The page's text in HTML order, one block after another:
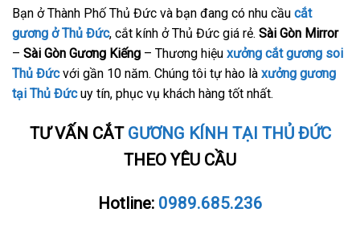
Bạn ở Thành Phố Thủ Đức và bạn đang có nhu cầu cắt
gương ở Thủ Đức, cắt kính ở Thủ Đức giá rẻ. Sài Gòn Mirror
– Sài Gòn Gương Kiếng – Thương hiệu xưởng cắt gương soi
Thủ Đứcvới gần 10 năm. Chúng tôi tự hào là xưởng gương
tại Thủ Đứcuy tín, phục vụ khách hàng tốt nhất.
TƯ VẤN CẮT GƯƠNG KÍNH TẠI THỦ ĐỨC
THEO YÊU CẦU
Hotline: 0989.685.236